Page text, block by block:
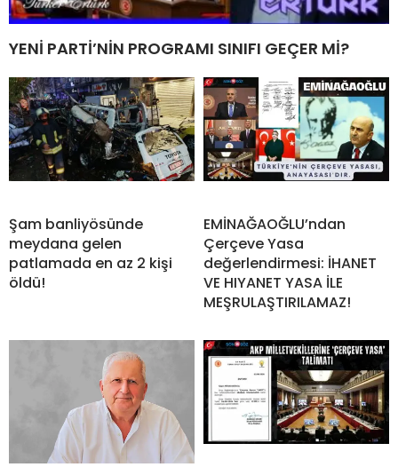
YENİ PARTİ’NİN PROGRAMI SINIFI GEÇER Mİ?
Şam banliyösünde
meydana gelen
patlamada en az 2 kişi
öldü!
EMİNAĞAOĞLU’ndan
Çerçeve Yasa
değerlendirmesi: İHANET
VE HIYANET YASA İLE
MEŞRULAŞTIRILAMAZ!